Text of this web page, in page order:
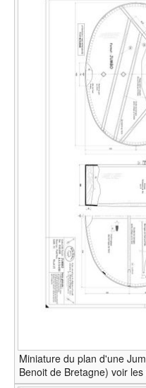
Miniature du plan d'une
Benoit de Bretagne) voir